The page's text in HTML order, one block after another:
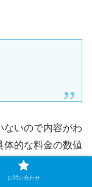
ないので内容がわ
体的な料金の数値
格についての懸
、個人の予算や
お問い合わせ